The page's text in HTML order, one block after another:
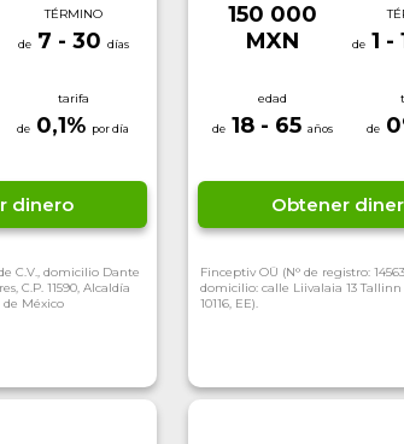
TÉRMINO
7 - 30
tarifa
0,1%
dinero
C.V., domicilio Dante
C.P. 11590, Alcaldía
México
150 000
MXN
1 -
edad
18 - 65 0
Obtener
Finceptiv OÜ (N° de registro:
domicilio: calle Liivalaia 13
10116, EE).